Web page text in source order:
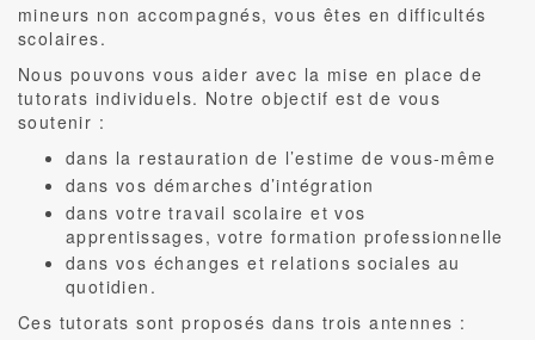
mineurs non accompagnés, vous êtes en difficultés
scolaires.
Nous pouvons vous aider avec la mise en place de
tutorats individuels. Notre objectif est de vous
soutenir :
dans la restauration de l’estime de vous-même
dans vos démarches d’intégration
dans votre travail scolaire et vos
apprentissages, votre formation professionnelle
dans vos échanges et relations sociales au
quotidien.
Ces tutorats sont proposés dans trois antennes :